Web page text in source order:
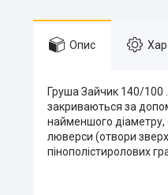
Опис
Груша Зайчик 140/100
закриваються за
найменшого діаметру,
люверси (отвори
пінополістиролових